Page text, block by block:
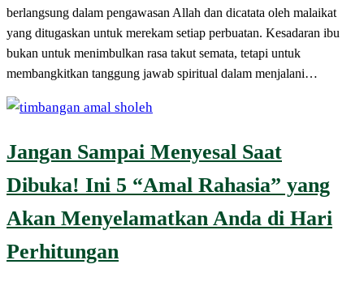
berlangsung dalam pengawasan Allah dan dicatata oleh malaikat
yang ditugaskan untuk merekam setiap perbuatan. Kesadaran ibu
bukan untuk menimbulkan rasa takut semata, tetapi untuk
membangkitkan tanggung jawab spiritual dalam menjalani…
Jangan Sampai Menyesal Saat
Dibuka! Ini 5 “Amal Rahasia” yang
Akan Menyelamatkan Anda di Hari
Perhitungan